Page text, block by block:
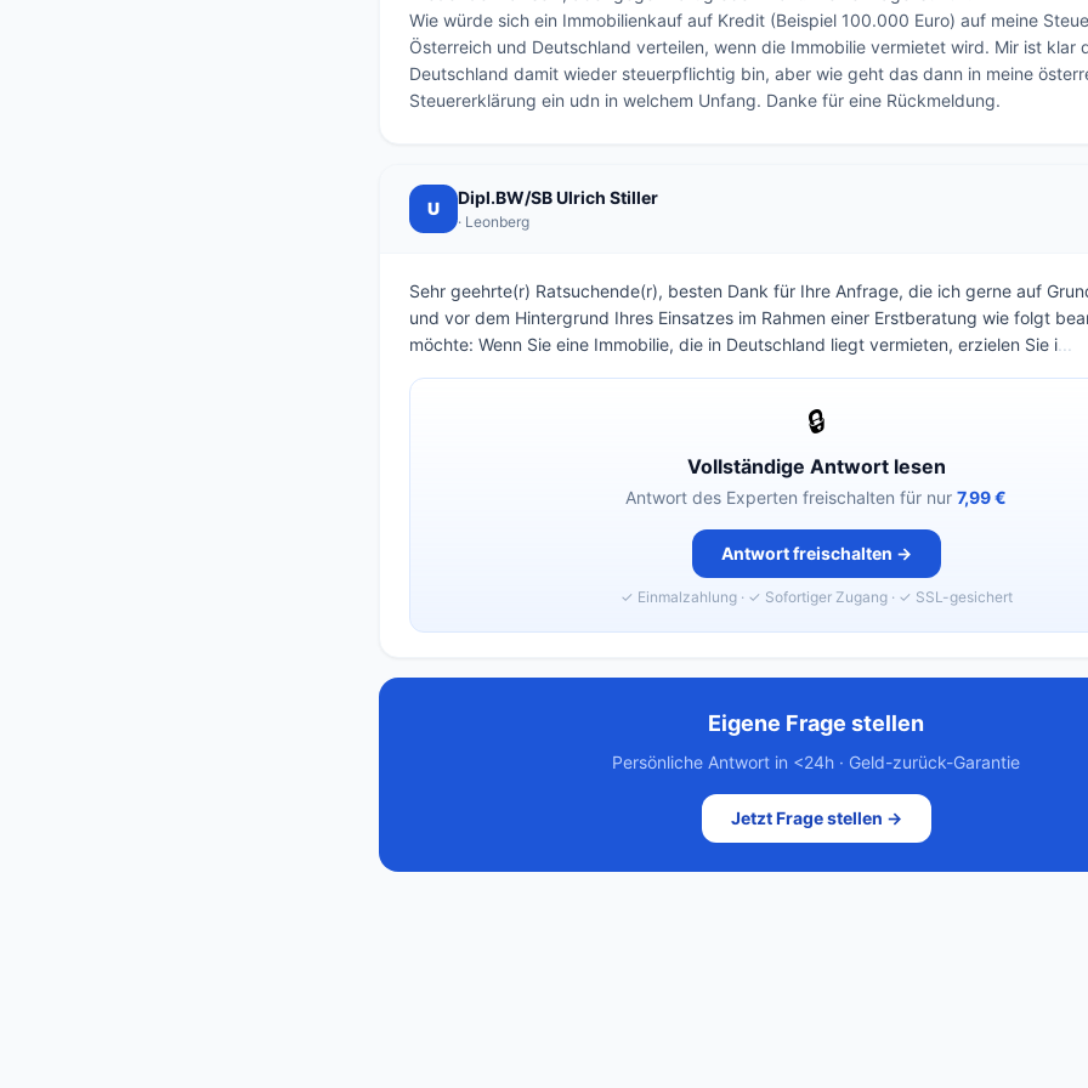
Wie würde sich ein Immobilienkauf auf Kredit (Beispiel 100.000 Euro) auf meine
Österreich und Deutschland verteilen, wenn die Immobilie vermietet wird. Mir ist klar
Deutschland damit wieder steuerpflichtig bin, aber wie geht das dann in meine
Steuererklärung ein udn in welchem Unfang. Danke für eine Rückmeldung.
U
Dipl.BW/SB Ulrich Stiller
· Leonberg
Sehr geehrte(r) Ratsuchende(r), besten Dank für Ihre Anfrage, die ich gerne auf
und vor dem Hintergrund Ihres Einsatzes im Rahmen einer Erstberatung wie folgt
möchte: Wenn Sie eine Immobilie, die in Deutschland liegt vermieten, erzielen Sie i...
🔒
Vollständige Antwort lesen
Antwort des Experten freischalten für nur 7,99 €
Antwort freischalten →
✓ Einmalzahlung · ✓ Sofortiger Zugang · ✓ SSL-gesichert
Eigene Frage stellen
Persönliche Antwort in <24h · Geld-zurück-Garantie
Jetzt Frage stellen →